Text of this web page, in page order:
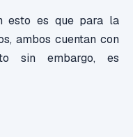
esto es que para la
ambos cuentan con
sin embargo, es